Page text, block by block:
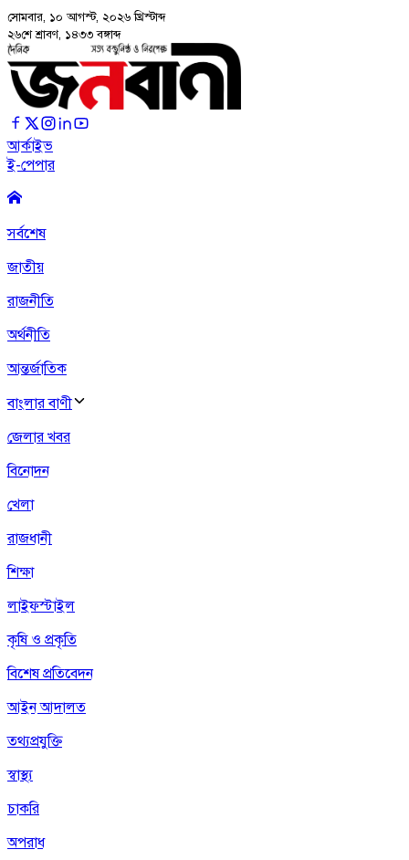
সোমবার, ১০ আগস্ট, ২০২৬ খ্রিস্টাব্দ
২৬শে শ্রাবণ, ১৪৩৩ বঙ্গাব্দ
আর্কাইভ
ই-পেপার
সর্বশেষ
জাতীয়
রাজনীতি
অর্থনীতি
আন্তর্জাতিক
বাংলার বাণী
জেলার খবর
বিনোদন
খেলা
রাজধানী
শিক্ষা
লাইফস্টাইল
কৃষি ও প্রকৃতি
বিশেষ প্রতিবেদন
আইন আদালত
তথ্যপ্রযুক্তি
স্বাস্থ্য
চাকরি
অপরাধ